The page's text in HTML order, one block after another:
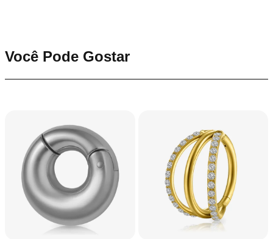
Você Pode Gostar